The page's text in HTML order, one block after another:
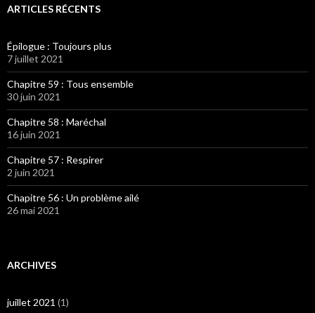
ARTICLES RÉCENTS
Épilogue : Toujours plus
7 juillet 2021
Chapitre 59 : Tous ensemble
30 juin 2021
Chapitre 58 : Maréchal
16 juin 2021
Chapitre 57 : Respirer
2 juin 2021
Chapitre 56 : Un problème ailé
26 mai 2021
ARCHIVES
juillet 2021 (1)